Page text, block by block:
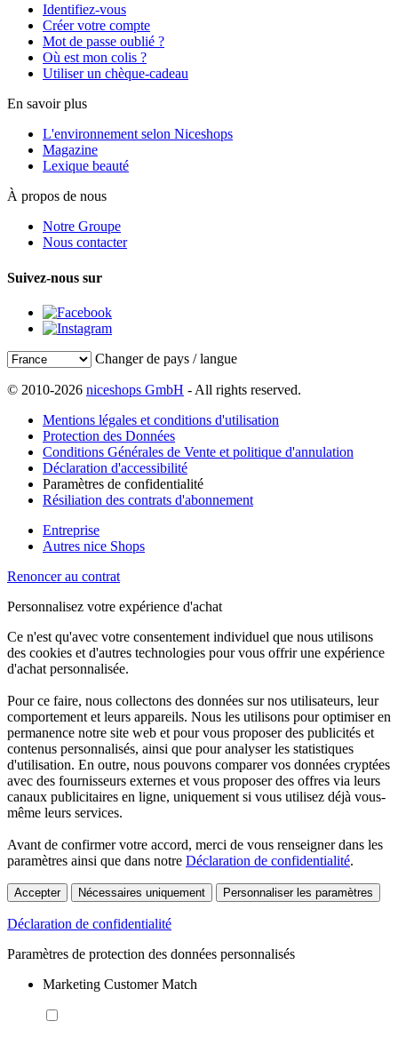
Identifiez-vous
Créer votre compte
Mot de passe oublié ?
Où est mon colis ?
Utiliser un chèque-cadeau
En savoir plus
L'environnement selon Niceshops
Magazine
Lexique beauté
À propos de nous
Notre Groupe
Nous contacter
Suivez-nous sur
Changer de pays / langue
© 2010-2026 niceshops GmbH - All rights reserved.
Mentions légales et conditions d'utilisation
Protection des Données
Conditions Générales de Vente et politique d'annulation
Déclaration d'accessibilité
Paramètres de confidentialité
Résiliation des contrats d'abonnement
Entreprise
Autres nice Shops
Renoncer au contrat
Personnalisez votre expérience d'achat
Ce n'est qu'avec votre consentement individuel que nous utilisons
des cookies et d'autres technologies pour vous offrir une expérience
d'achat personnalisée.
Pour ce faire, nous collectons des données sur nos utilisateurs, leur
comportement et leurs appareils. Nous les utilisons pour optimiser en
permanence notre site web et pour vous proposer des publicités et
contenus personnalisés, ainsi que pour analyser les statistiques
d'utilisation. En outre, nous pouvons comparer vos données cryptées
avec des fournisseurs externes et vous proposer des offres via leurs
canaux publicitaires en ligne, uniquement si vous utilisez déjà vous-
même leurs services.
Avant de confirmer votre accord, merci de vous renseigner dans les
paramètres ainsi que dans notre Déclaration de confidentialité.
Accepter Nécessaires uniquement Personnaliser les paramètres
Déclaration de confidentialité
Paramètres de protection des données personnalisés
Marketing Customer Match